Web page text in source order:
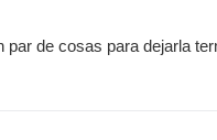
de cosas para dejarla